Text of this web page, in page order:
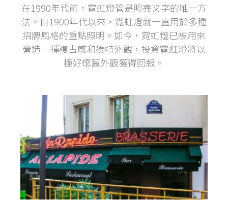
在1990年代前，霓虹燈管是照亮文字的唯一方
法。自1900年代以來，霓虹燈就一直用於多種
招牌風格的重點照明。如今，霓虹燈已被用來
營造一種複古感和獨特外觀，投資霓虹燈將以
極好懷舊外觀獲得回報。